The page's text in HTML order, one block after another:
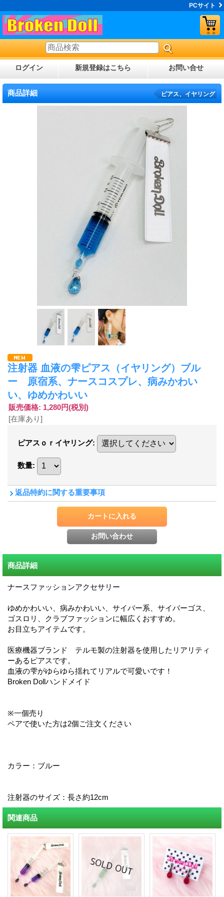
PCサイト
ログイン 新規登録はこちら お問い合せ
商品詳細 ピアス、イヤリング
注射器 血液の雫ピアス（イヤリング）ブル
ー 原宿系、ナースコスプレ、病みかわい
い、ゆめかわいい
販売価格: 1,280円(税別)
[在庫あり]
ピアスｏｒイヤリング:
数量:
返品特約に関する重要事項
商品詳細
ナースファッションアクセサリー
ゆめかわいい、病みかわいい、サイバー系、サイバーゴス、
ゴスロリ、クラブファッションに幅広くおすすめ。
お目立ちアイテムです。
医療機器ブランド テルモ製の注射器を使用したリアリティ
ーあるピアスです。
血液の雫がゆらゆら揺れてリアルで可愛いです！
Broken Dollハンドメイド
※一個売り
ペアで使いた方は2個ご注文ください
カラー：ブルー
注射器のサイズ：長さ約12cm
関連商品